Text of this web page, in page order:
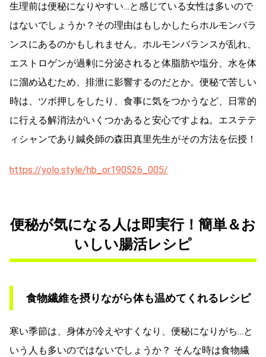
生理前は便秘になりやすい…と感じている女性は多いので
はないでしょうか？その理由はもしかしたらホルモンバラ
ンスにあるのかもしれません。ホルモンバランスが乱れ、
エストロゲンが過剰に分泌されると体脂肪や塩分、水を体
に溜め込むため、排泄に影響するのだとか。便秘で苦しい
時は、ツボ押しをしたり、食事に気をつかうなど、日常的
に行える解消法がいくつかあると安心ですよね。エステテ
ィシャンであり鍼灸師の森田真里先生がその方法を伝授！
https://yolo.style/hb_or190526_005/
便秘が気になる人は即実行！簡単＆お
いしい腸活レシピ
食物繊維を摂りながら体も温めてくれるレシピ
寒い季節は、身体が冷えやすくなり、便秘になりがち…と
いう人も多いのではないでしょうか？ そんな時は食物繊